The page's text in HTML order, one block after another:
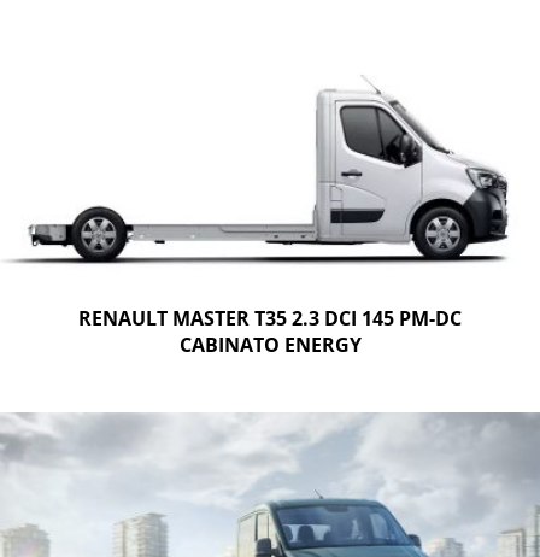
RENAULT MASTER T35 2.3 DCI 145 PM-DC
CABINATO ENERGY